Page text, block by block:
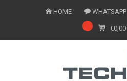
HOME WHATSAPP
€0,00